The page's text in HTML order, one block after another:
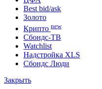
Best bid/ask
Золото
Крипто new
Сбондс-ТВ
Watchlist
Надстройка XLS
Сбондс Люди
Закрыть